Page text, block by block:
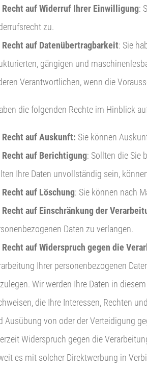
Recht auf Widerruf Ihrer Einwilligung:
zu.
Recht auf Datenübertragbarkeit: Sie
gängigen und
Verantwortlichen, wenn die
die folgenden Rechte im Hinblick
Recht auf Auskunft: Sie können
Recht auf Berichtigung: Sollten die Sie
Ihre Daten unvollständig sein,
Recht auf Löschung: Sie können nach
Recht auf Einschränkung der
Daten zu verlangen.
Recht auf Widerspruch gegen die
Ihrer personenbezogenen
Wir werden Ihre Daten in
die Ihre Interessen, Rechten
Ausübung von oder der Verteidigung
Widerspruch gegen die
es mit solcher Direktwerbung in